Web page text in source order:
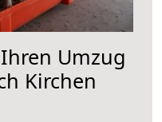
Umzug
Kirchen